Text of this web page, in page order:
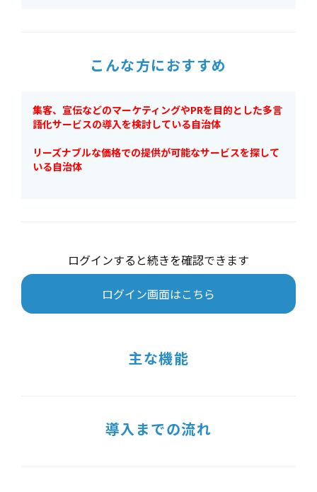
こんな方におすすめ
集客、宣伝などのマーケティングやPRを目的とした多言
語化サービスの導入を検討している自治体
リーズナブルな価格での提供が可能なサービスを探して
いる自治体
ログインすると続きを確認できます
ログイン画面はこちら
主な機能
導入までの流れ